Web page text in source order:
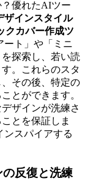
優れたAIツー
ザインスタイル
クカバー作成ツ
ト」や「ミニ
探索し、若い読
。これらのスタ
その後、特定の
とができます。
ザインが洗練さ
とを保証しま
ンスパイアする
反復と洗練